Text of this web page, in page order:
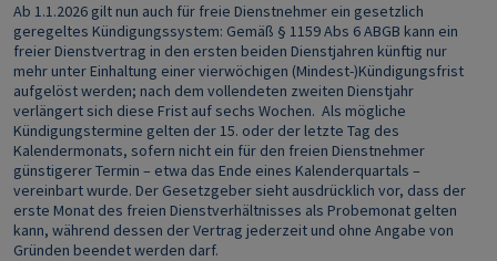
Ab 1.1.2026 gilt nun auch für freie Dienstnehmer ein gesetzlich
geregeltes Kündigungssystem: Gemäß § 1159 Abs 6 ABGB kann ein
freier Dienstvertrag in den ersten beiden Dienstjahren künftig nur
mehr unter Einhaltung einer vierwöchigen (Mindest-)Kündigungsfrist
aufgelöst werden; nach dem vollendeten zweiten Dienstjahr
verlängert sich diese Frist auf sechs Wochen. Als mögliche
Kündigungstermine gelten der 15. oder der letzte Tag des
Kalendermonats, sofern nicht ein für den freien Dienstnehmer
günstigerer Termin – etwa das Ende eines Kalenderquartals –
vereinbart wurde. Der Gesetzgeber sieht ausdrücklich vor, dass der
erste Monat des freien Dienstverhältnisses als Probemonat gelten
kann, während dessen der Vertrag jederzeit und ohne Angabe von
Gründen beendet werden darf.